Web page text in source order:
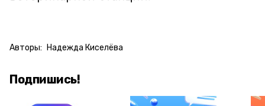
Авторы: Надежда Киселёва
Подпишись!